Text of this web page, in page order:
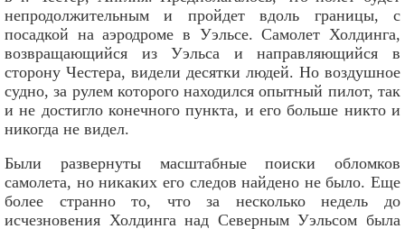
непродолжительным и пройдет вдоль границы, с
посадкой на аэродроме в Уэльсе. Самолет Холдинга,
возвращающийся из Уэльса и направляющийся в
сторону Честера, видели десятки людей. Но воздушное
судно, за рулем которого находился опытный пилот, так
и не достигло конечного пункта, и его больше никто и
никогда не видел.
Были развернуты масштабные поиски обломков
самолета, но никаких его следов найдено не было. Еще
более странно то, что за несколько недель до
исчезновения Холдинга над Северным Уэльсом была